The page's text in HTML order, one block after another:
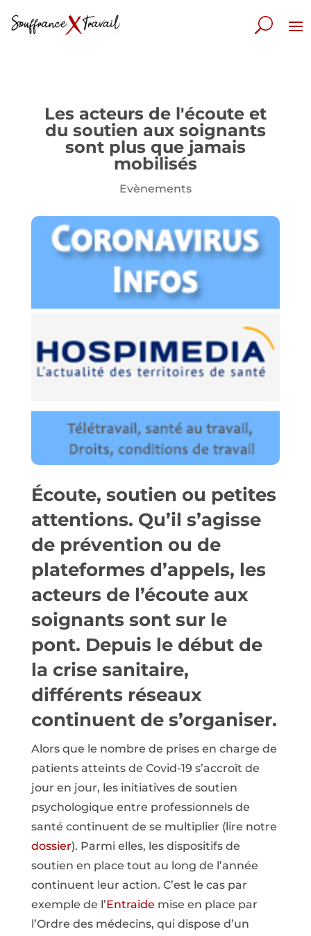
Les acteurs de l'écoute et
du soutien aux soignants
sont plus que jamais
mobilisés
Evènements
Écoute, soutien ou petites
attentions. Qu’il s’agisse
de prévention ou de
plateformes d’appels, les
acteurs de l’écoute aux
soignants sont sur le
pont. Depuis le début de
la crise sanitaire,
différents réseaux
continuent de s’organiser.
Alors que le nombre de prises en charge de
patients atteints de Covid-19 s’accroît de
jour en jour, les initiatives de soutien
psychologique entre professionnels de
santé continuent de se multiplier (lire notre
dossier). Parmi elles, les dispositifs de
soutien en place tout au long de l’année
continuent leur action. C’est le cas par
exemple de l’Entraide mise en place par
l’Ordre des médecins, qui dispose d’un